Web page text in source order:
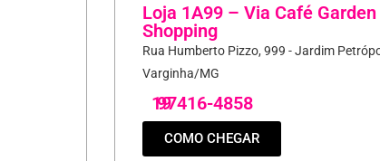
Loja 1A99 – Via Café Garden
Shopping
Rua Humberto Pizzo, 999 - Jardim
Varginha/MG
19
97416-4858
COMO CHEGAR